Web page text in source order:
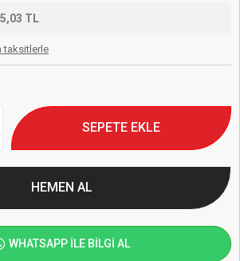
TL
taksitlerle
SEPETE EKLE
HEMEN AL
WHATSAPP İLE BİLGİ AL